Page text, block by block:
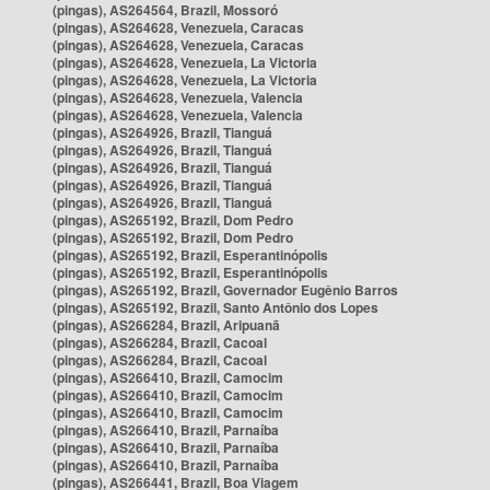
(pingas), AS264564, Brazil, Mossoró
(pingas), AS264628, Venezuela, Caracas
(pingas), AS264628, Venezuela, Caracas
(pingas), AS264628, Venezuela, La Victoria
(pingas), AS264628, Venezuela, La Victoria
(pingas), AS264628, Venezuela, Valencia
(pingas), AS264628, Venezuela, Valencia
(pingas), AS264926, Brazil, Tianguá
(pingas), AS264926, Brazil, Tianguá
(pingas), AS264926, Brazil, Tianguá
(pingas), AS264926, Brazil, Tianguá
(pingas), AS264926, Brazil, Tianguá
(pingas), AS265192, Brazil, Dom Pedro
(pingas), AS265192, Brazil, Dom Pedro
(pingas), AS265192, Brazil, Esperantinópolis
(pingas), AS265192, Brazil, Esperantinópolis
(pingas), AS265192, Brazil, Governador Eugênio Barros
(pingas), AS265192, Brazil, Santo Antônio dos Lopes
(pingas), AS266284, Brazil, Aripuanã
(pingas), AS266284, Brazil, Cacoal
(pingas), AS266284, Brazil, Cacoal
(pingas), AS266410, Brazil, Camocim
(pingas), AS266410, Brazil, Camocim
(pingas), AS266410, Brazil, Camocim
(pingas), AS266410, Brazil, Parnaíba
(pingas), AS266410, Brazil, Parnaíba
(pingas), AS266410, Brazil, Parnaíba
(pingas), AS266441, Brazil, Boa Viagem